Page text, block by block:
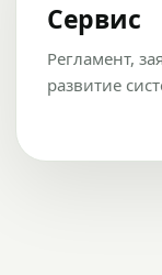
Сервис
Регламент,
развитие